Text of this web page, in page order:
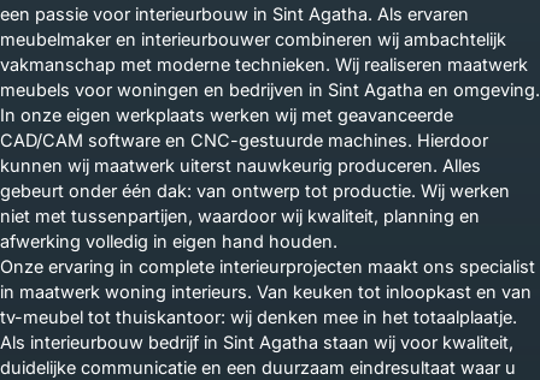
een passie voor interieurbouw in Sint Agatha. Als ervaren
meubelmaker en interieurbouwer combineren wij ambachtelijk
vakmanschap met moderne technieken. Wij realiseren maatwerk
meubels voor woningen en bedrijven in Sint Agatha en omgeving.
In onze eigen werkplaats werken wij met geavanceerde
CAD/CAM software en CNC-gestuurde machines. Hierdoor
kunnen wij maatwerk uiterst nauwkeurig produceren. Alles
gebeurt onder één dak: van ontwerp tot productie. Wij werken
niet met tussenpartijen, waardoor wij kwaliteit, planning en
afwerking volledig in eigen hand houden.
Onze ervaring in complete interieurprojecten maakt ons specialist
in maatwerk woning interieurs. Van keuken tot inloopkast en van
tv-meubel tot thuiskantoor: wij denken mee in het totaalplaatje.
Als interieurbouw bedrijf in Sint Agatha staan wij voor kwaliteit,
duidelijke communicatie en een duurzaam eindresultaat waar u